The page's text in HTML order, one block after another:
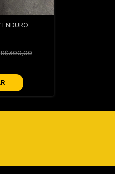
ENDURO
R$300,00